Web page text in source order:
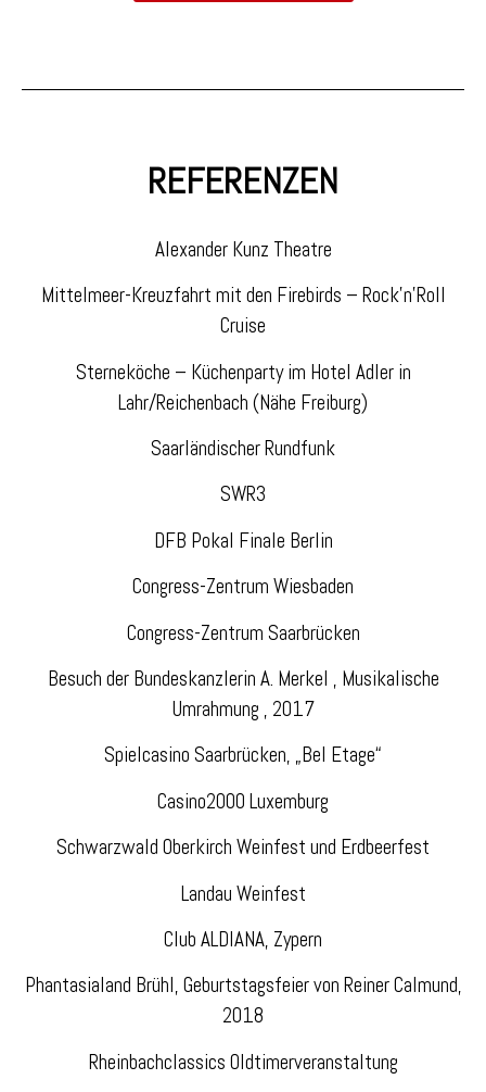
REFERENZEN
Alexander Kunz Theatre
Mittelmeer-Kreuzfahrt mit den Firebirds – Rock’n’Roll
Cruise
Sterneköche – Küchenparty im Hotel Adler in
Lahr/Reichenbach (Nähe Freiburg)
Saarländischer Rundfunk
SWR3
DFB Pokal Finale Berlin
Congress-Zentrum Wiesbaden
Congress-Zentrum Saarbrücken
Besuch der Bundeskanzlerin A. Merkel , Musikalische
Umrahmung , 2017
Spielcasino Saarbrücken, „Bel Etage“
Casino2000 Luxemburg
Schwarzwald Oberkirch Weinfest und Erdbeerfest
Landau Weinfest
Club ALDIANA, Zypern
Phantasialand Brühl, Geburtstagsfeier von Reiner Calmund,
2018
Rheinbachclassics Oldtimerveranstaltung